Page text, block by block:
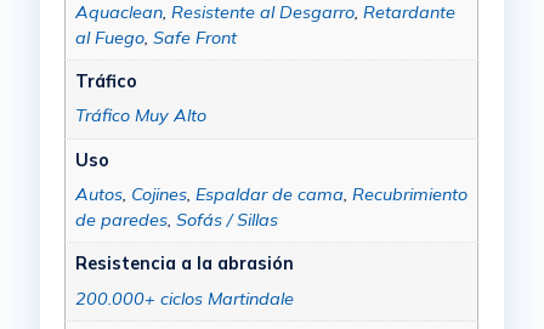
Aquaclean, Resistente al Desgarro, Retardante
al Fuego, Safe Front
Tráfico
Tráfico Muy Alto
Uso
Autos, Cojines, Espaldar de cama, Recubrimiento
de paredes, Sofás / Sillas
Resistencia a la abrasión
200.000+ ciclos Martindale